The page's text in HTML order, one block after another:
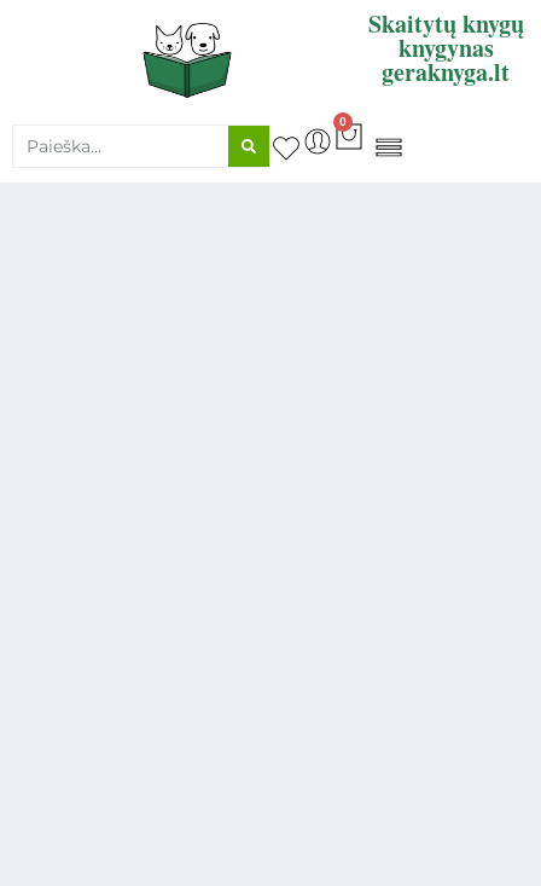
Skaitytų knygų
knygynas
geraknyga.lt
0